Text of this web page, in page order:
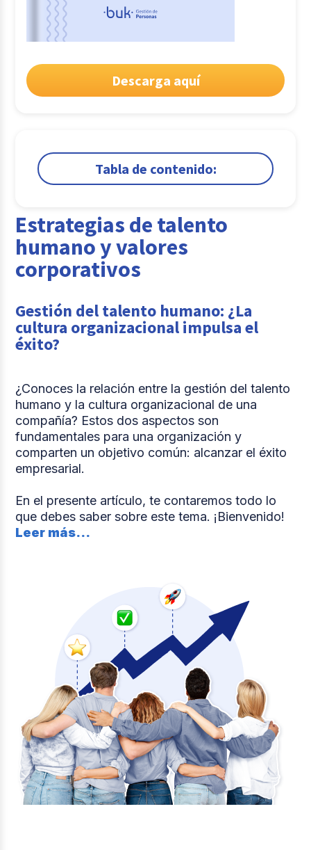
Descarga aquí
Tabla de contenido:
2.Comunicación y bienestar en el entorno
laboral
3.Tecnología, formación y experiencia del
empleado
Comparte
Estrategias de talento
humano y valores
corporativos
Gestión del talento humano: ¿La
cultura organizacional impulsa el
éxito?
¿Conoces la relación entre la gestión del talento
humano y la cultura organizacional de una
compañía? Estos dos aspectos son
fundamentales para una organización y
comparten un objetivo común: alcanzar el éxito
empresarial.
En el presente artículo, te contaremos todo lo
que debes saber sobre este tema. ¡Bienvenido!
Leer más...